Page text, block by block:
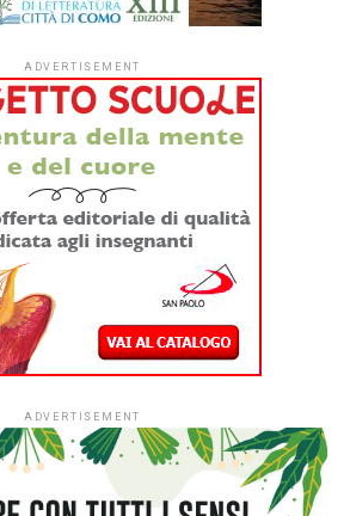
sperimentazione, #ioleggoperché
le iscrizioni a tutti gli asili nido
le strutture educative per la
il Paese potranno aderire
dell’Associazione Italiana Editori (AIE)
scolastiche e partecipare alla
di donazione di libri in programma dal
italiani segna una nuova fase per
dopo dieci anni al fianco delle
raggio d’azione includendo anche i